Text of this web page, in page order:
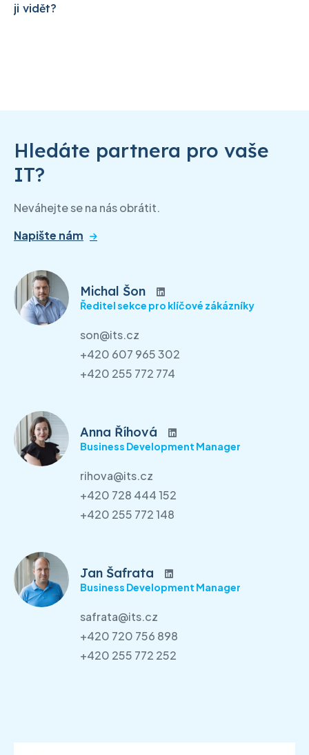
ji vidět?
Hledáte partnera pro vaše
IT?
Neváhejte se na nás obrátit.
Napište nám
Michal Šon
Ředitel sekce pro klíčové zákázníky
son@its.cz
+420 607 965 302
+420 255 772 774
Anna Říhová
Business Development Manager
rihova@its.cz
+420 728 444 152
+420 255 772 148
Jan Šafrata
Business Development Manager
safrata@its.cz
+420 720 756 898
+420 255 772 252